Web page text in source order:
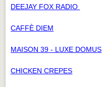
DEEJAY FOX RADIO
CAFFÈ DIEM
MAISON 39 - LUXE DOMUS
CHICKEN CREPES